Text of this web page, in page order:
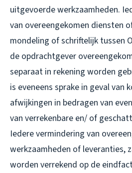
uitgevoerde werkzaamheden.
van overeengekomen diensten
mondeling of schriftelijk tussen
de opdrachtgever
separaat in rekening worden
is eveneens sprake in geval van
afwijkingen in bedragen van
van verrekenbare en/ of
Iedere vermindering van
werkzaamheden of leveranties,
worden verrekend op de